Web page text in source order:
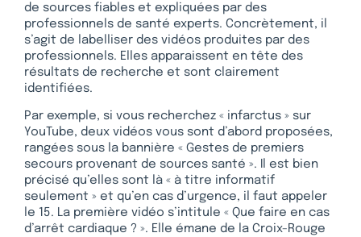
de sources fiables et expliquées par des
professionnels de santé experts. Concrètement, il
s’agit de labelliser des vidéos produites par des
professionnels. Elles apparaissent en tête des
résultats de recherche et sont clairement
identifiées.
Par exemple, si vous recherchez « infarctus » sur
YouTube, deux vidéos vous sont d’abord proposées,
rangées sous la bannière « Gestes de premiers
secours provenant de sources santé ». Il est bien
précisé qu’elles sont là « à titre informatif
seulement » et qu’en cas d’urgence, il faut appeler
le 15. La première vidéo s’intitule « Que faire en cas
d’arrêt cardiaque ? ». Elle émane de la Croix-Rouge